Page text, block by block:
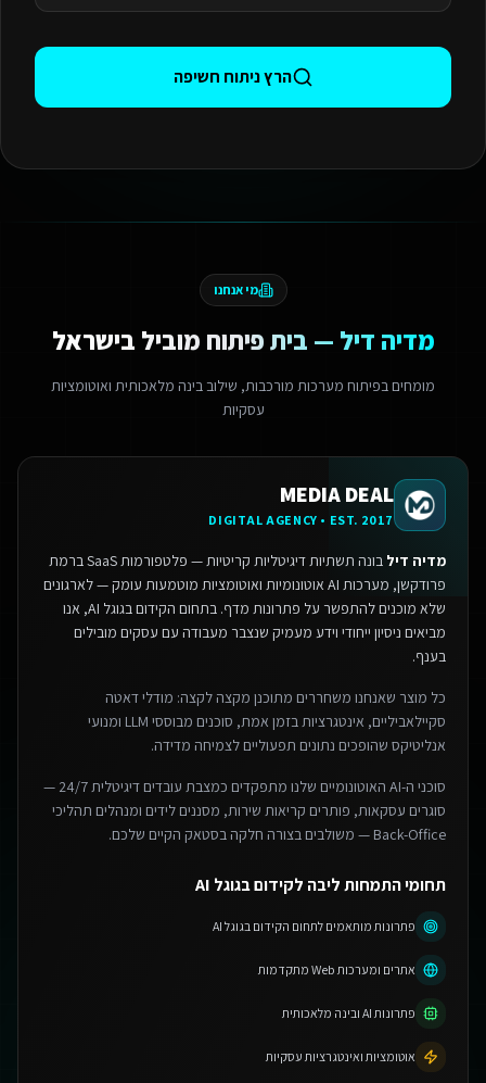
הרץ ניתוח חשיפה
מי אנחנו
מדיה דיל — בית פיתוח מוביל בישראל
מומחים בפיתוח מערכות מורכבות, שילוב בינה מלאכותית ואוטומציות
עסקיות
MEDIA DEAL
DIGITAL AGENCY • EST. 2017
מדיה דיל
בונה תשתיות דיגיטליות קריטיות — פלטפורמות SaaS ברמת
פרודקשן, מערכות AI אוטונומיות ואוטומציות מוטמעות עומק — לארגונים
שלא מוכנים להתפשר על פתרונות מדף.
בתחום הקידום בגוגל AI, אנו
מביאים ניסיון ייחודי וידע מעמיק שנצבר מעבודה עם עסקים מובילים
בענף.
כל מוצר שאנחנו משחררים מתוכנן מקצה לקצה: מודלי דאטה
סקיילאביליים, אינטגרציות בזמן אמת, סוכנים מבוססי LLM ומנועי
אנליטיקס שהופכים נתונים תפעוליים לצמיחה מדידה.
סוכני ה-AI האוטונומיים שלנו מתפקדים כמצבת עובדים דיגיטלית 24/7 —
סוגרים עסקאות, פותרים קריאות שירות, מסננים לידים ומנהלים תהליכי
Back-Office — משולבים בצורה חלקה בסטאק הקיים שלכם.
תחומי התמחות ליבה לקידום בגוגל AI
פתרונות מותאמים לתחום הקידום בגוגל AI
אתרים ומערכות Web מתקדמות
פתרונות AI ובינה מלאכותית
אוטומציות ואינטגרציות עסקיות